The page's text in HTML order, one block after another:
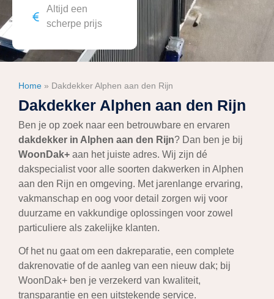
Altijd een
scherpe prijs
Home » Dakdekker Alphen aan den Rijn
Dakdekker Alphen aan den Rijn
Ben je op zoek naar een betrouwbare en ervaren
dakdekker in Alphen aan den Rijn? Dan ben je bij
WoonDak+ aan het juiste adres. Wij zijn dé
dakspecialist voor alle soorten dakwerken in Alphen
aan den Rijn en omgeving. Met jarenlange ervaring,
vakmanschap en oog voor detail zorgen wij voor
duurzame en vakkundige oplossingen voor zowel
particuliere als zakelijke klanten.
Of het nu gaat om een dakreparatie, een complete
dakrenovatie of de aanleg van een nieuw dak; bij
WoonDak+ ben je verzekerd van kwaliteit,
transparantie en een uitstekende service.